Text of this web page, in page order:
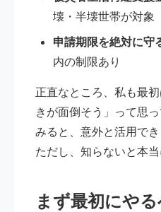
壊・半壊世帯が対象
申請期限を絶対に守
内の制限あり
正直なところ、私も最
きが面倒そう」って思
みると、意外と活用でき
ただし、知らないと本当
まず最初にや